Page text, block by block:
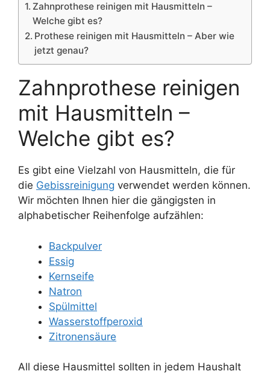
Zahnprothese reinigen mit Hausmitteln –
Welche gibt es?
Prothese reinigen mit Hausmitteln – Aber wie
jetzt genau?
Zahnprothese reinigen
mit Hausmitteln –
Welche gibt es?
Es gibt eine Vielzahl von Hausmitteln, die für
die Gebissreinigung verwendet werden können.
Wir möchten Ihnen hier die gängigsten in
alphabetischer Reihenfolge aufzählen:
Backpulver
Essig
Kernseife
Natron
Spülmittel
Wasserstoffperoxid
Zitronensäure
All diese Hausmittel sollten in jedem Haushalt